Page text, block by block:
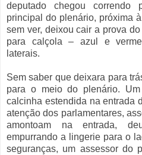
deputado chegou
principal do plenário, próxima
sem ver, deixou cair a prova
para calçola – azul e
laterais.
Sem saber que deixara para
para o meio do plenário.
calcinha estendida na entrada
atenção dos parlamentares,
amontoam na entrada,
empurrando a lingerie para o
seguranças, um assessor do